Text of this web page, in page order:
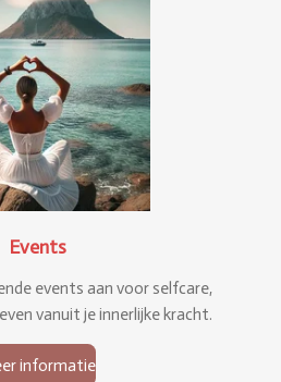
Events
events aan voor selfcare,
vanuit je innerlijke kracht.
informatie